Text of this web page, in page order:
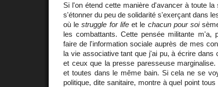
Si l'on étend cette manière d'avancer à toute la
s'étonner du peu de solidarité s'exerçant dans
où lestruggle for lifeet le chacun pour soi
les combattants. Cette pensée militante m'a,
faire de l'information sociale auprès de mes
la vie associative tant que j'ai pu, à écrire dans
et ceux que la presse paresseuse
et toutes dans le même bain. Si cela ne se
politique, dite sanitaire, montre à quel point